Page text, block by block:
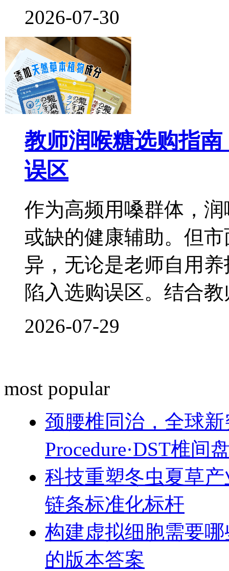
2026-07-30
教师润喉糖选购指
误区
作为高频用嗓群体，
或缺的健康辅助。但
异，无论是老师自用
陷入选购误区。结合
2026-07-29
most popular
颈腰椎同治，全球
Procedure·DST椎间
科技重塑冬虫夏草
链条标准化标杆
构建虚拟细胞需要
的版本答案